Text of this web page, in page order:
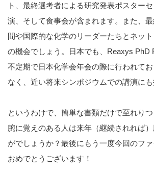
ト、最終選考者による研究発表ポスター
演、そして食事会が含まれます。また、
間や国際的な化学のリーダーたちとネッ
の機会でしょう。日本でも、Reaxys PhD
不定期で日本化学会年会の際に行われて
なく、近い将来シンポジウムでの講演にも
というわけで、簡単な書類だけで至れりつ
腕に覚えのある人は来年（継続されれば
がでしょうか？最後にもう一度今回のフ
おめでとうございます！